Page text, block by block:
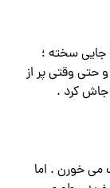
‌جایی سخته ؛
حتی وقتی پر از
‌جاش کرد .
می‌ خورن . اما